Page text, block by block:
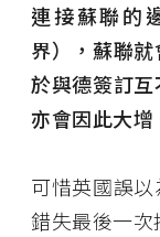
連接蘇聯的
界），蘇聯
於與德簽訂
亦會因此大增
可惜英國誤
錯失最後一次